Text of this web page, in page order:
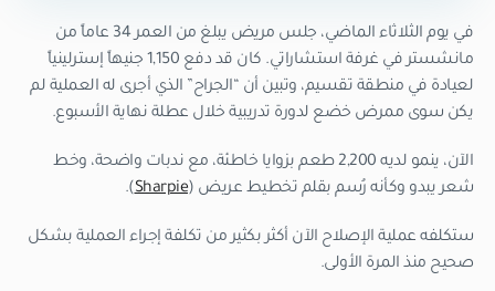
في يوم الثلاثاء الماضي، جلس مريض يبلغ من العمر 34 عاماً من
مانشستر في غرفة استشاراتي. كان قد دفع 1,150 جنيهاً إسترلينياً
لعيادة في منطقة تقسيم، وتبين أن “الجراح” الذي أجرى له العملية لم
يكن سوى ممرض خضع لدورة تدريبية خلال عطلة نهاية الأسبوع.
الآن، ينمو لديه 2,200 طعم بزوايا خاطئة، مع ندبات واضحة، وخط
شعر يبدو وكأنه رُسم بقلم تخطيط عريض (Sharpie
).
ستكلفه عملية الإصلاح الآن أكثر بكثير من تكلفة إجراء العملية بشكل
صحيح منذ المرة الأولى.